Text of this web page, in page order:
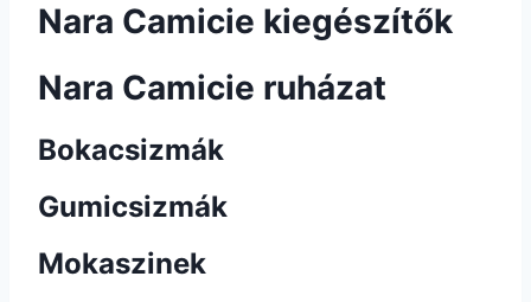
Nara Camicie kiegészítők
Nara Camicie ruházat
Bokacsizmák
Gumicsizmák
Mokaszinek